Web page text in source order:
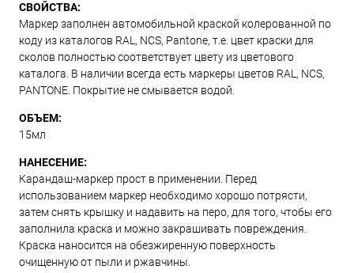
СВОЙСТВА:
Маркер заполнен автомобильной краской колерованной по
коду из каталогов RAL, NCS, Pantone, т.е. цвет краски для
сколов полностью соответствует цвету из цветового
каталога. В наличии всегда есть маркеры цветов RAL, NCS,
PANTONE. Покрытие не смывается водой.
ОБЪЕМ:
15мл
НАНЕСЕНИЕ:
Карандаш-маркер прост в применении. Перед
использованием маркер необходимо хорошо потрясти,
затем снять крышку и надавить на перо, для того, чтобы его
заполнила краска и можно закрашивать повреждения.
Краска наносится на обезжиренную поверхность
очищенную от пыли и ржавчины.